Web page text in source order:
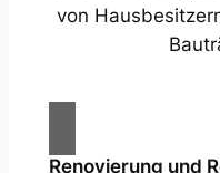
von
Renovierung und